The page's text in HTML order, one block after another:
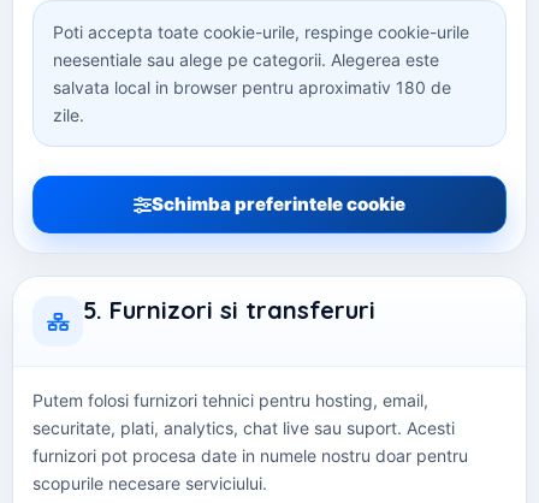
Poti accepta toate cookie-urile, respinge cookie-urile
neesentiale sau alege pe categorii. Alegerea este
salvata local in browser pentru aproximativ 180 de
zile.
Schimba preferintele cookie
5. Furnizori si transferuri
Putem folosi furnizori tehnici pentru hosting, email,
securitate, plati, analytics, chat live sau suport. Acesti
furnizori pot procesa date in numele nostru doar pentru
scopurile necesare serviciului.